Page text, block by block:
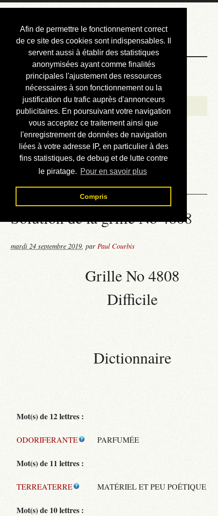
Afin de permettre le fonctionnement correct
de ce site des cookies sont indispensables. Il
servent aussi à établir des statistiques
anonymisées ayant comme finalités
principales l'ajustement des ressources
nécessaires à son fonctionnement ou la
justification du trafic auprès d'annonceurs
publicitaires. En poursuivant votre navigation
vous acceptez ce traitement ainsi que
l'enregistrement de données de navigation
liées à votre adresse IP, en particulier à des
fins statistiques, de debug et de lutte contre
le piratage. Pour en savoir plus
Compris
Courbis, « LE »
Blog Officiel
Bienvenue
Réalisations
Divers (et d’été)
Annonces
Liens externes
Téléchargement
Contact
Solution de la grille No 4808
mardi 24 septembre 2019,parPaul Courbis
Grille No 4808
Difficile
Dictionnaire
Mot(s) de 12 lettres :
ODORIFERANTE PARFUMÉE
Mot(s) de 11 lettres :
TERREATERRE MATÉRIEL ET PEU POÉTIQUE
Mot(s) de 10 lettres :